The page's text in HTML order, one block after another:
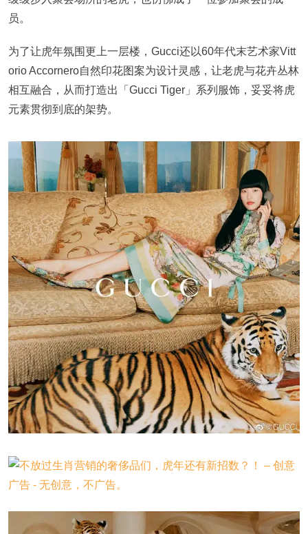
员。
为了让虎年氛围更上一层楼，Gucci还以60年代末艺术家Vitt
orio Accornero自然印花图案为设计灵感，让老虎与花卉丛林
相互融合，从而打造出「Gucci Tiger」系列服饰，妥妥将虎
元素贯彻到底的架势。